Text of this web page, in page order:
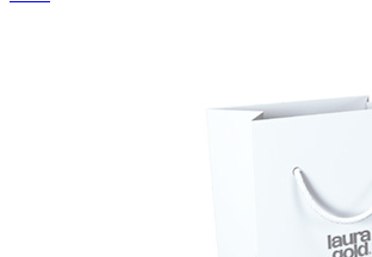
Zásnubné prstne z kolekcie Elegant Night.